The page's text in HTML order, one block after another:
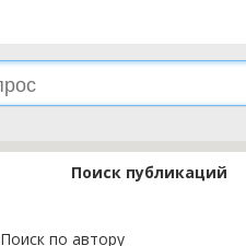
Поиск публикаций
Поиск по автору